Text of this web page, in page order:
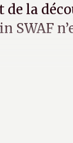
de la
SWAF